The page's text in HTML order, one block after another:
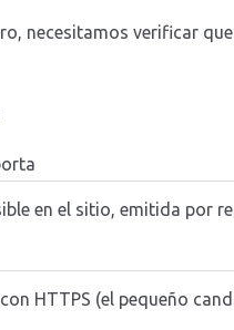
necesitamos verificar
en el sitio, emitida por
HTTPS (el pequeño